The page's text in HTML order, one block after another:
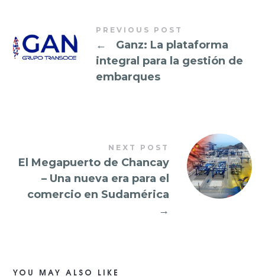
PREVIOUS POST
←
Ganz: La plataforma
integral para la gestión de
embarques
NEXT POST
El Megapuerto de Chancay
– Una nueva era para el
comercio en Sudamérica
→
YOU MAY ALSO LIKE